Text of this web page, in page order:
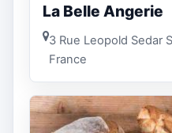
La Belle Angerie
3 Rue Leopold Sedar
France